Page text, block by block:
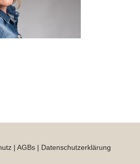
| AGBs | Datenschutzerklärung